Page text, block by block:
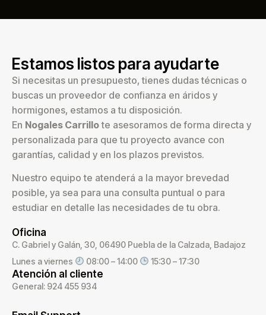
Estamos listos para ayudarte
Si necesitas un presupuesto, tienes dudas técnicas o
buscas un proveedor de confianza en áridos y
hormigones, estamos a tu disposición.
En Nogales Carrillote asesoramos de forma directa y
personalizada para que tu proyecto avance con
garantías, calidad y en los plazos previstos.
Nuestro equipo te atenderá a la mayor brevedad
posible, ya sea para una consulta puntual o para
estudiar en detalle las necesidades de tu obra.
Oficina
C. Gabriel y Galán, 30, 06490 Puebla de la Calzada, Badajoz
Lunes a viernes
08:00 – 14:00 15:30 – 17:30
Atención al cliente
General: 924 455 934